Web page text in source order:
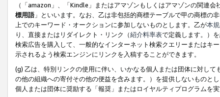
（「amazon」、「Kindle」またはアマゾンもしくはアマゾンの関連
標用語」といいます。なお、乙は非包括的商標テーブルで甲の商標の
上でのキーワード・オークションに参加しないものとします。乙が本
り、直接またはリダイレクト・リンク（紹介料率表で定義します。）
検索広告を購入して、一般的なインターネット検索クエリーまたはキ
示されるよう検索エンジンにリンクを入稿することができます。
(g) 乙は、特別リンクの使用に伴い、いかなる個人または団体に対し
の他の組織への寄付その他の便益を含みます。）を提供しないものと
個人または団体に奨励する「報奨」またはロイヤルティプログラムを